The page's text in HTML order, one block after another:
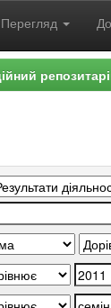
Перегляд